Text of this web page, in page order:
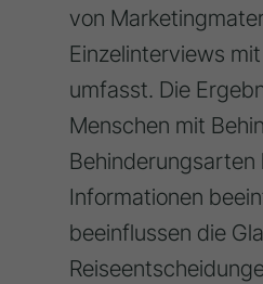
von
Einzelinterviews
umfasst. Die
Menschen mit
Behinderungsarten
Informationen
beeinflussen die